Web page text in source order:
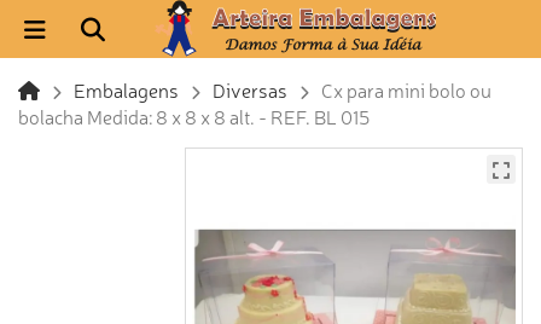
Embalagens Diversas
Cx para mini bolo ou
bolacha Medida: 8 x 8 x 8 alt. - REF. BL 015